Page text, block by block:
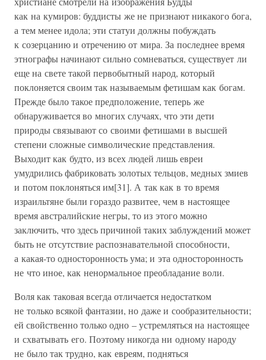
как на кумиров: буддисты же не признают никакого бога,
а тем менее идола; эти статуи должны побуждать
к созерцанию и отречению от мира. За последнее время
этнографы начинают сильно сомневаться, существует ли
еще на свете такой первобытный народ, который
поклоняется своим так называемым фетишам как богам.
Прежде было такое предположение, теперь же
обнаруживается во многих случаях, что эти дети
природы связывают со своими фетишами в высшей
степени сложные символические представления.
Выходит как будто, из всех людей лишь евреи
умудрились фабриковать золотых тельцов, медных змиев
и потом поклоняться им[31]. А так как в то время
израильтяне были гораздо развитее, чем в настоящее
время австралийские негры, то из этого можно
заключить, что здесь причиной таких заблуждений может
быть не отсутствие распознавательной способности,
а какая-то односторонность ума; и эта односторонность
не что иное, как ненормальное преобладание воли.
Воля как таковая всегда отличается недостатком
не только всякой фантазии, но даже и сообразительности;
ей свойственно только одно – устремляться на настоящее
и схватывать его. Поэтому никогда ни одному народу
не было так трудно, как евреям, подняться